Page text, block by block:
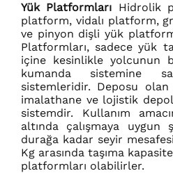
Yük Platformları Hidrolik
platform, vidalı platform,
ve pinyon dişli yük
Platformları, sadece yük
içine kesinlikle yolcunun
kumanda sistemine
sistemleridir. Deposu
imalathane ve lojistik
sistemdir. Kullanım
altında çalışmaya uygun
durağa kadar seyir
Kg arasında taşıma
platformları olabilirler.